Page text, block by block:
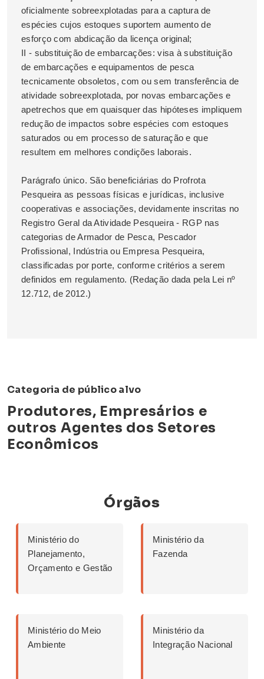
oficialmente sobreexplotadas para a captura de
espécies cujos estoques suportem aumento de
esforço com abdicação da licença original;
II - substituição de embarcações: visa à substituição
de embarcações e equipamentos de pesca
tecnicamente obsoletos, com ou sem transferência de
atividade sobreexplotada, por novas embarcações e
apetrechos que em quaisquer das hipóteses impliquem
redução de impactos sobre espécies com estoques
saturados ou em processo de saturação e que
resultem em melhores condições laborais.
Parágrafo único. São beneficiárias do Profrota
Pesqueira as pessoas físicas e jurídicas, inclusive
cooperativas e associações, devidamente inscritas no
Registro Geral da Atividade Pesqueira - RGP nas
categorias de Armador de Pesca, Pescador
Profissional, Indústria ou Empresa Pesqueira,
classificadas por porte, conforme critérios a serem
definidos em regulamento. (Redação dada pela Lei nº
12.712, de 2012.)
Categoria de público alvo
Produtores, Empresários e
outros Agentes dos Setores
Econômicos
Órgãos
Ministério do
Planejamento,
Orçamento e Gestão
Ministério da
Fazenda
Ministério do Meio
Ambiente
Ministério da
Integração Nacional